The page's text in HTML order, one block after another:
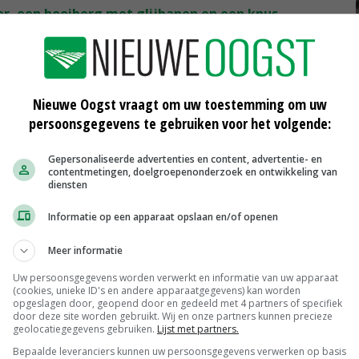
een hooiberg met glijbanen en een knus
even?'
erg van dieren. Ik zie het ook een beetje als hobby.
hebben flink moeten investeren om het hier op de
meeste melk van Noord-Holland. Daar werk ik graag
naast de koeien en de kinderopvang hun derde tak
wordt hier gefeest, gegeten en gedronken. Er kan
stil. We kunnen er maar niet aan wennen.'
Nieuwe Oogst vraagt om uw toestemming om uw
persoonsgegevens te gebruiken voor het volgende:
Gepersonaliseerde advertenties en content, advertentie- en
contentmetingen, doelgroepenonderzoek en ontwikkeling van
diensten
Informatie op een apparaat opslaan en/of openen
Meer informatie
Uw persoonsgegevens worden verwerkt en informatie van uw apparaat
(cookies, unieke ID's en andere apparaatgegevens) kan worden
opgeslagen door, geopend door en gedeeld met 4 partners of specifiek
door deze site worden gebruikt. Wij en onze partners kunnen precieze
geolocatiegegevens gebruiken. Lijst met partners.
Bepaalde leveranciers kunnen uw persoonsgegevens verwerken op basis